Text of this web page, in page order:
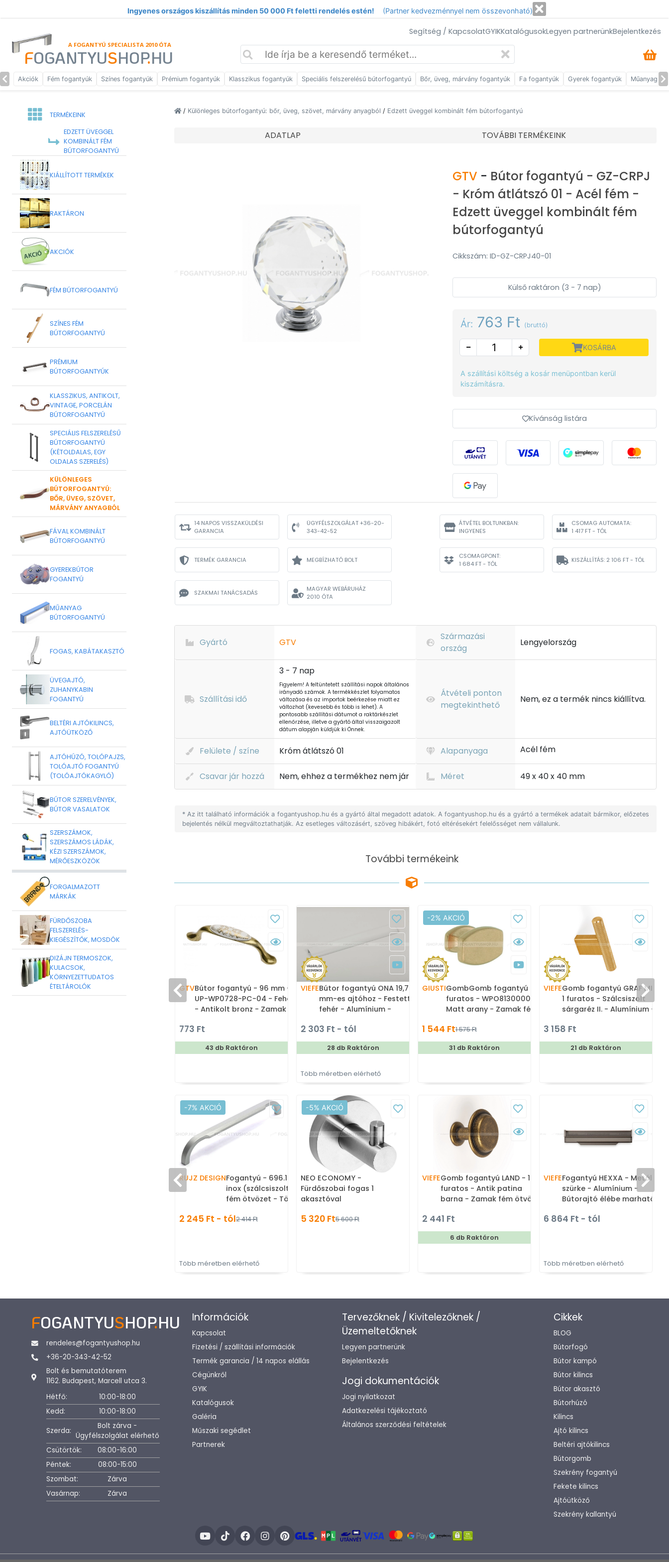
Ingyenes országos kiszállítás minden 50 000 Ft feletti rendelés estén! (Partner kedvezménnyel nem összevonható)
Segítség / KapcsolatGYIKKatalógusokLegyen partnerünkBejelentkezés
A FOGANTYÚ SPECIALISTA 2010 ÓTA
FOGANTYUSHOP.HU
Akciók Fém fogantyúk Színes fogantyúk Prémium fogantyúk Klasszikus fogantyúk Speciális felszerelésű bútorfogantyú Bőr, üveg, márvány fogantyúk Fa fogantyúk Gyerek fogantyúk Műanyag
TERMÉKEINK
EDZETT ÜVEGGEL
KOMBINÁLT FÉM
BÚTORFOGANTYÚ
KIÁLLÍTOTT TERMÉKEK
RAKTÁRON
AKCIÓK
FÉM BÚTORFOGANTYÚ
SZÍNES FÉM
BÚTORFOGANTYÚ
PRÉMIUM
BÚTORFOGANTYÚK
KLASSZIKUS, ANTIKOLT,
VINTAGE, PORCELÁN
BÚTORFOGANTYÚ
SPECIÁLIS FELSZERELÉSŰ
BÚTORFOGANTYÚ
(KÉTOLDALAS, EGY
OLDALAS SZERELÉS)
KÜLÖNLEGES
BÚTORFOGANTYÚ:
BŐR, ÜVEG, SZÖVET,
MÁRVÁNY ANYAGBÓL
FÁVAL KOMBINÁLT
BÚTORFOGANTYÚ
GYEREKBÚTOR
FOGANTYÚ
MŰANYAG
BÚTORFOGANTYÚ
FOGAS, KABÁTAKASZTÓ
ÜVEGAJTÓ,
ZUHANYKABIN
FOGANTYÚ
BELTÉRI AJTÓKILINCS,
AJTÓÜTKÖZŐ
AJTÓHÚZÓ, TOLÓPAJZS,
TOLÓAJTÓ FOGANTYÚ
(TOLÓAJTÓKAGYLÓ)
BÚTOR SZERELVÉNYEK,
BÚTOR VASALATOK
SZERSZÁMOK,
SZERSZÁMOS LÁDÁK,
KÉZI SZERSZÁMOK,
MÉRŐESZKÖZÖK
FORGALMAZOTT
MÁRKÁK
FÜRDŐSZOBA
FELSZERELÉS-
KIEGÉSZÍTŐK, MOSDÓK
DIZÁJN TERMOSZOK,
KULACSOK,
KÖRNYEZETTUDATOS
ÉTELTÁROLÓK
/ Különleges bútorfogantyú: bőr, üveg, szövet, márvány anyagból / Edzett üveggel kombinált fém bútorfogantyú
ADATLAP TOVÁBBI TERMÉKEINK
GTV - Bútor fogantyú - GZ-CRPJ
- Króm átlátszó 01 - Acél fém -
Edzett üveggel kombinált fém
bútorfogantyú
Cikkszám: ID-GZ-CRPJ40-01
Külső raktáron (3 - 7 nap)
Ár: 763 Ft (bruttó)
KOSÁRBA
A szállítási költség a kosár menüpontban kerül
kiszámításra.
Kívánság listára
14 NAPOS VISSZAKÜLDÉSI
GARANCIA
ÜGYFÉLSZOLGÁLAT +36-20-
343-42-52
TERMÉK GARANCIA MEGBÍZHATÓ BOLT
SZAKMAI TANÁCSADÁS
MAGYAR WEBÁRUHÁZ
2010 ÓTA
ÁTVÉTEL BOLTUNKBAN:
INGYENES
CSOMAG AUTOMATA:
1 417 FT - TÓL
CSOMAGPONT:
1 684 FT - TÓL
KISZÁLLÍTÁS: 2 106 FT - TÓL
Gyártó GTV
Származási
ország
Lengyelország
Szállítási idő
3 - 7 nap
Figyelem! A feltüntetett szállítási napok általános
irányadó számok. A termékkészlet folyamatos
változása és az importok beérkezése miatt ez
változhat (kevesebb és több is lehet). A
pontosabb szállítási dátumot a raktárkészlet
ellenőrzése, illetve a gyártó által visszaigazolt
dátum alapján küldjük ki Önnek.
Átvételi ponton
megtekinthető
Nem, ez a termék nincs kiállítva.
Felülete / színe Króm átlátszó 01 Alapanyaga Acél fém
Csavar jár hozzá Nem, ehhez a termékhez nem jár Méret 49 x 40 x 40 mm
* Az itt található információk a fogantyushop.hu és a gyártó által megadott adatok. A fogantyushop.hu és a gyártó a termékek adatait bármikor, előzetes
bejelentés nélkül megváltoztathatják. Az esetleges változásért, szöveg hibákért, fotó eltérésekért felelősséget nem vállalunk.
További termékeink
GTVBútor fogantyú - 96 mm -
UP-WP0728-PC-04 - Fehér
- Antikolt bronz - Zamak
Porcelánnal kombinált
antikolt fém bútorfogantyú
773 Ft
43 db Raktáron
VIEFEBútor fogantyú ONA 19,7
mm-es ajtóhoz - Festett
fehér - Alumínium -
színes fém fogantyú
2 303 Ft - tól
28 db Raktáron
Több méretben elérhető
-2% AKCIÓ
GIUSTIGombGomb fogantyú - 1
furatos - WPO81300000F3 -
Matt arany - Zamak fém
gombfogantyú, bútorgomb
1 544 Ft1 575 Ft
31 db Raktáron
VIEFEGomb fogantyú GRAF MINI -
1 furatos - Szálcsiszolt
sárgaréz II. - Alumínium -
bútorgomb
3 158 Ft
21 db Raktáron
-7% AKCIÓ
RUJZ DESIGNFogantyú - 696.15 - Ezüst
inox (szálcsiszolt) - Zamak
fém ötvözet - Több
bútorfogantyú
2 245 Ft - tól2 414 Ft
Több méretben elérhető
-5% AKCIÓ
NEO ECONOMY -
Fürdőszobai fogas 1
akasztóval
5 320 Ft5 600 Ft
VIEFEGomb fogantyú LAND - 1
furatos - Antik patina
barna - Zamak fém ötvözet
gombfogantyú (szögletes,
kerek)
2 441 Ft
6 db Raktáron
VIEFEFogantyú HEXXA - Metál
szürke - Alumínium -
Bútorajtó élébe marható,
6 864 Ft - tól
Több méretben elérhető
FOGANTYUSHOP.HU
rendeles@fogantyushop.hu
+36-20-343-42-52
Bolt és bemutatóterem
1162. Budapest, Marcell utca 3.
Hétfő:
10:00-18:00
Kedd:
10:00-18:00
Szerda:
Bolt zárva -
Ügyfélszolgálat elérhető
Csütörtök:
08:00-16:00
Péntek:
08:00-15:00
Szombat:
Zárva
Vasárnap:
Zárva
Információk
Kapcsolat
Fizetési / szállítási információk
Termék garancia / 14 napos elállás
Cégünkről
GYIK
Katalógusok
Galéria
Műszaki segédlet
Partnerek
Tervezőknek / Kivitelezőknek /
Üzemeltetőknek
Legyen partnerünk
Bejelentkezés
Jogi dokumentációk
Jogi nyilatkozat
Adatkezelési tájékoztató
Általános szerződési feltételek
Cikkek
BLOG
Bútorfogó
Bútor kampó
Bútor kilincs
Bútor akasztó
Bútorhúzó
Kilincs
Ajtó kilincs
Beltéri ajtókilincs
Bútorgomb
Szekrény fogantyú
Fekete kilincs
Ajtóütköző
Szekrény kallantyú